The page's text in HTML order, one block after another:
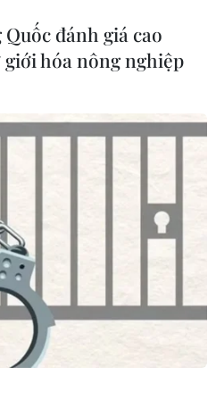
đạo tạm thông tuyến,
cô lập
bản Na Ngân chia sẻ,
tạm thông tuyến, dân bản
máy. Tuy nhiên mỗi lần đi
đánh giá cao
hóa nông nghiệp